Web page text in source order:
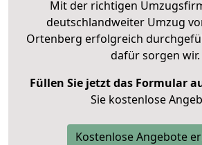
Mit der richtigen
deutschlandweiter Umzug
Ortenberg erfolgreich
dafür sorgen wir.
Füllen Sie jetzt das Formular
Sie kostenlose
Kostenlose Angebote